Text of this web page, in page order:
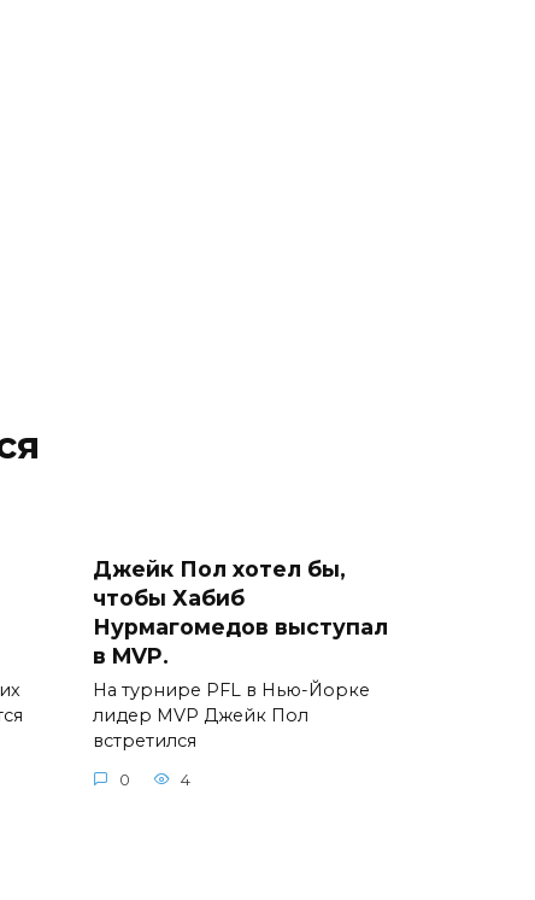
Джейк Пол хотел бы,
чтобы Хабиб
Нурмагомедов выступал
в MVP.
На турнире PFL в Нью-Йорке
лидер MVP Джейк Пол
встретился
0 4